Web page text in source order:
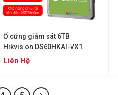
Ổ cứng giám sát 6TB
Hikvision DS60HKAI-VX1
Liên Hệ